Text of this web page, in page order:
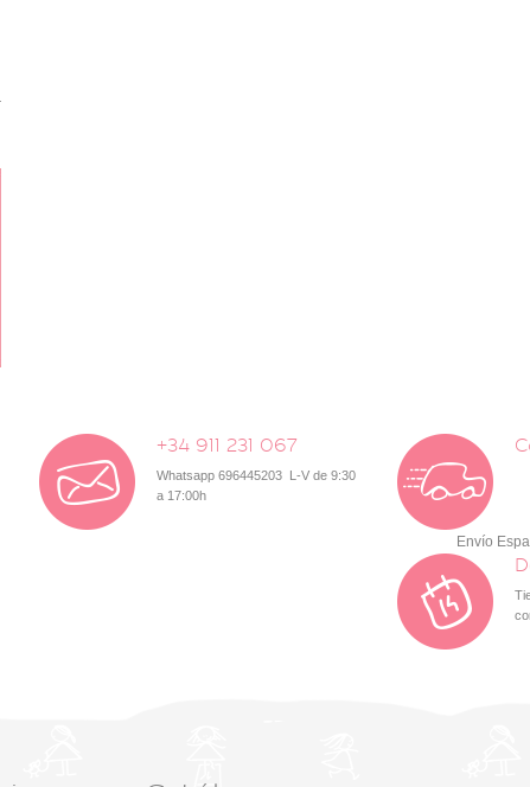
+34 911 231 067
Whatsapp 696445203 L-V de 9:30
a 17:00h
Envío